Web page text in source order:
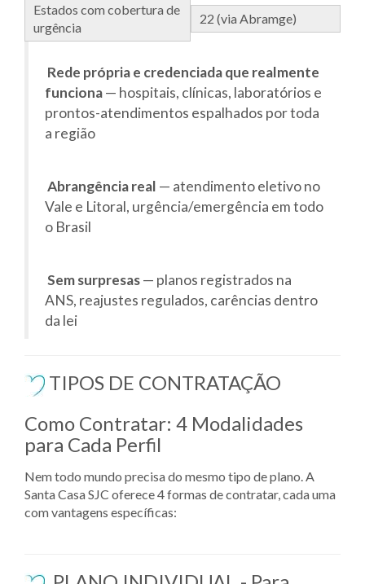
Estados com cobertura de
urgência
22 (via Abramge)
Rede própria e credenciada que realmente
funciona— hospitais, clínicas, laboratórios e
prontos-atendimentos espalhados por toda
a região
Abrangência real — atendimento eletivo no
Vale e Litoral, urgência/emergência em todo
o Brasil
Sem surpresas— planos registrados na
ANS, reajustes regulados, carências dentro
da lei
TIPOS DE CONTRATAÇÃO
Como Contratar: 4 Modalidades
para Cada Perfil
Nem todo mundo precisa do mesmo tipo de plano. A
Santa Casa SJC oferece 4 formas de contratar, cada uma
com vantagens específicas: